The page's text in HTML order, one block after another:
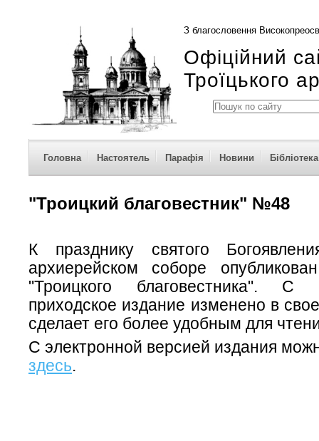
З благословення
Офіційний
Троїцького
Головна Настоятель Парафія Новини Бібліотека
"Троицкий благовестник" №48
К празднику святого
архиерейском соборе
"Троицкого благовестника". С
приходское издание изменено в
сделает его более удобным для
С электронной версией издания
здесь.